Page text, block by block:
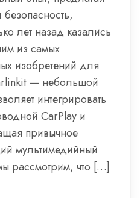
лет назад казались
из самых
изобретений для
— небольшой
интегрировать
CarPlay и
привычное
мультимедийный
рассмотрим, что […]